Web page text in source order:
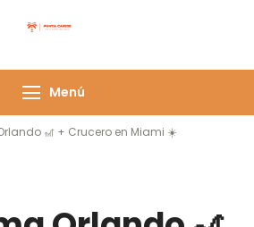
Menú
🎢 + Crucero en Miami ☀️